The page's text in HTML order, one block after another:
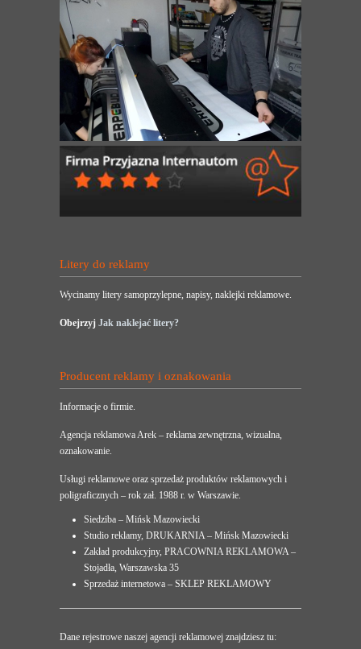
Litery do reklamy
Wycinamy litery samoprzylepne, napisy, naklejki reklamowe.
Obejrzyj Jak naklejać litery?
Producent reklamy i oznakowania
Informacje o firmie.
Agencja reklamowa Arek – reklama zewnętrzna, wizualna,
oznakowanie.
Usługi reklamowe oraz sprzedaż produktów reklamowych i
poligraficznych – rok zał. 1988 r. w Warszawie.
Siedziba – Mińsk Mazowiecki
Studio reklamy, DRUKARNIA – Mińsk Mazowiecki
Zakład produkcyjny, PRACOWNIA REKLAMOWA –
Stojadła, Warszawska 35
Sprzedaż internetowa – SKLEP REKLAMOWY
Dane rejestrowe naszej agencji reklamowej znajdziesz tu: